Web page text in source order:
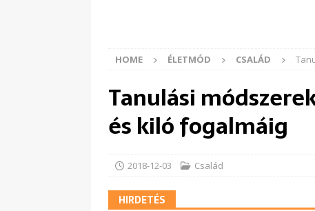
HOME ÉLETMÓD CSALÁD
Tanulási
és kiló fogalmáig
2018-12-03 Család
HIRDETÉS